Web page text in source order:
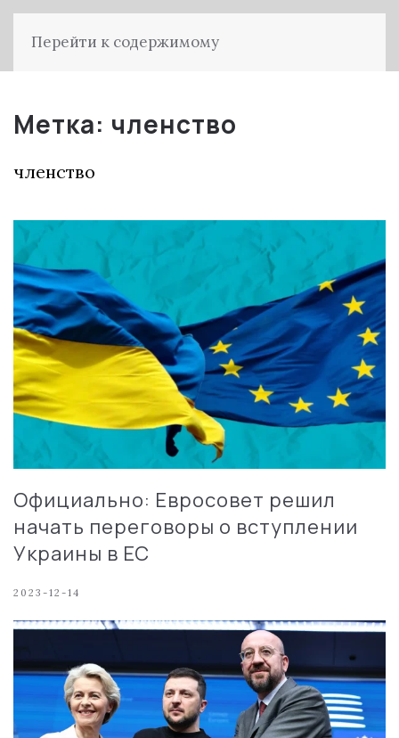
Перейти к содержимому
Метка: членство
членство
Официально: Евросовет решил
начать переговоры о вступлении
Украины в ЕС
2023-12-14